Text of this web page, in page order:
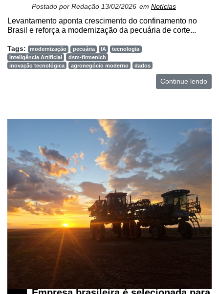
Notícias
de
Artigos
Agenda
Agricultura
de
Precisão
Automação
Postado por Redação 13/02/2026 em Notícias
Levantamento aponta crescimento do confinamento no
Brasil e reforça a modernização da pecuária de corte...
Tags: modernização pecuária IA
tecnologia
Inteligência Artificial
dsm-firmenich
inovação tecnológica
agronegócio moderno dados
Continue lendo